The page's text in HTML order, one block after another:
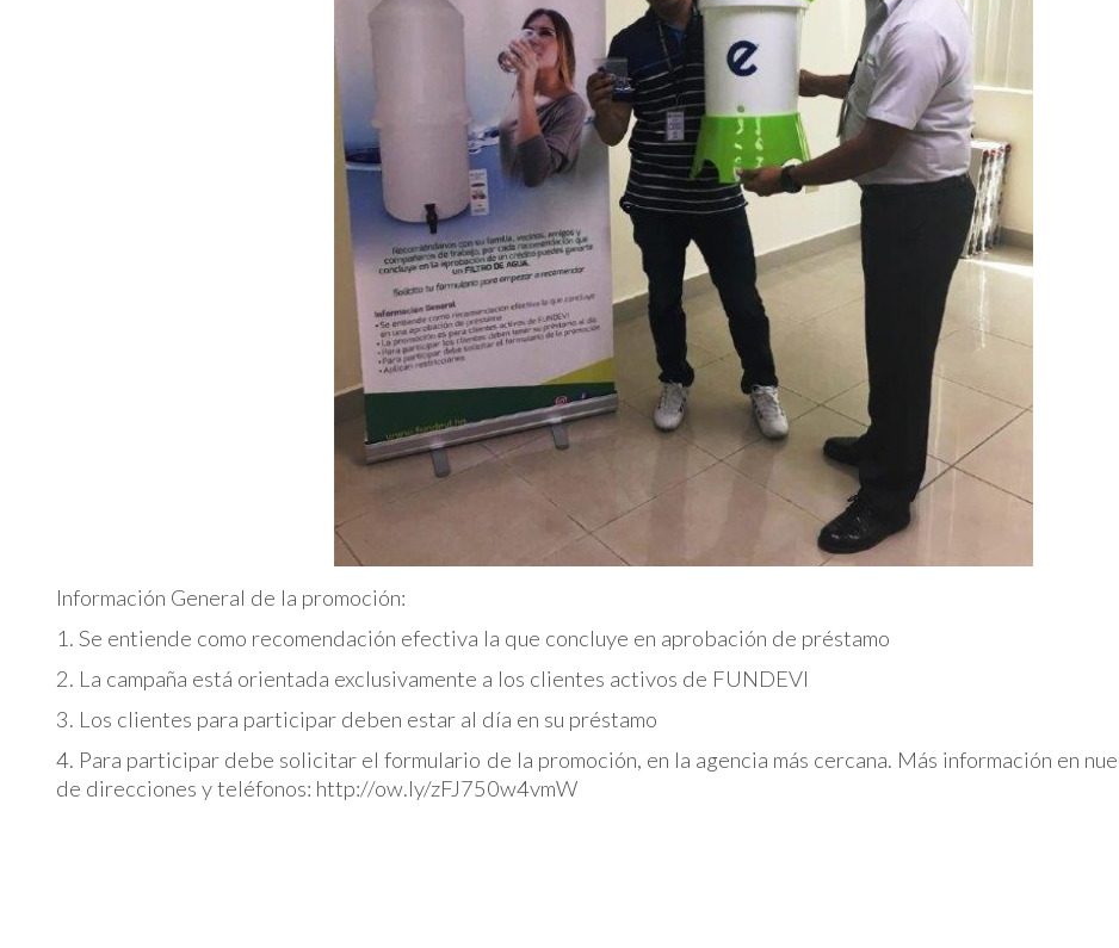
Información General de la promoción:
1. Se entiende como recomendación efectiva la que concluye en aprobación de préstamo
2. La campaña está orientada exclusivamente a los clientes activos de FUNDEVI
3. Los clientes para participar deben estar al día en su préstamo
4. Para participar debe solicitar el formulario de la promoción, en la agencia más cercana. Más información en
de direcciones y teléfonos: http://ow.ly/zFJ750w4vmW